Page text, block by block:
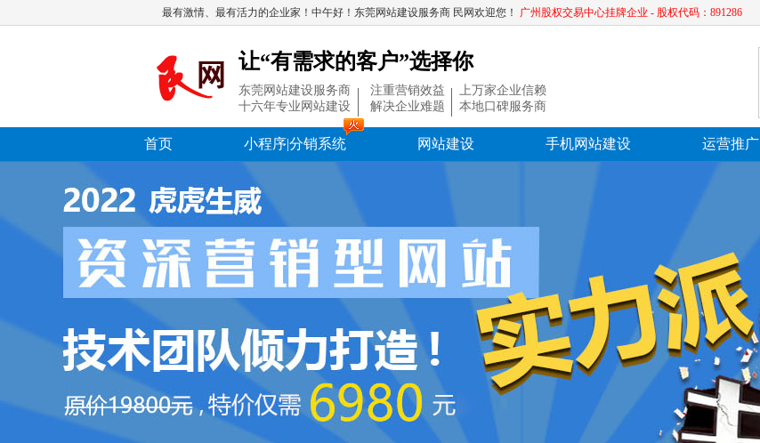
最有激情、最有活力的企业家！中午好！东莞网站建设服务商 民网欢迎您！ 广州股权交易中心挂牌企业 - 股权代码：891286
让“有需求的客户”选择你
东莞网站建设服务商
十六年专业网站建设
注重营销效益
解决企业难题
上万家企业信赖
本地口碑服务商
首页 小程序|分销系统 网站建设 手机网站建设 运营推广